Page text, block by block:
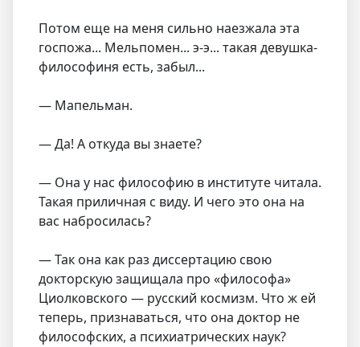
Потом еще на меня сильно наезжала эта
госпожа... Мельпомен... э-э... такая девушка-
философиня есть, забыл...
— Мапельман.
— Да! А откуда вы знаете?
— Она у нас философию в институте читала.
Такая приличная с виду. И чего это она на
вас набросилась?
— Так она как раз диссертацию свою
докторскую защищала про «философа»
Циолковского — русский космизм. Что ж ей
теперь, признаваться, что она доктор не
философских, а психиатрических наук?